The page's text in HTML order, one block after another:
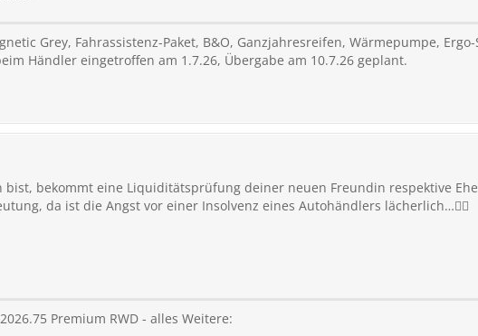
Grey, Fahrassistenz-Paket, B&O, Ganzjahresreifen, Wärmepumpe, Ergo-
Händler eingetroffen am 1.7.26, Übergabe am 10.7.26 geplant.
bekommt eine Liquiditätsprüfung deiner neuen Freundin respektive
da ist die Angst vor einer Insolvenz eines Autohändlers lächerlich…😵‍💫
Premium RWD - alles Weitere: